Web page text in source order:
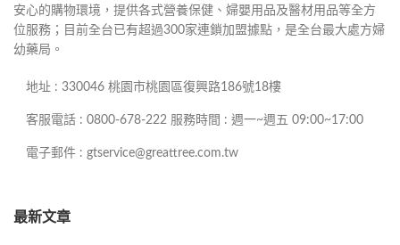
安心的購物環境，提供各式營養保健、婦嬰用品及醫材用品等全方
位服務；目前全台已有超過300家連鎖加盟據點，是全台最大處方婦
幼藥局。
地址 : 330046 桃園市桃園區復興路186號18樓
客服電話 : 0800-678-222 服務時間 : 週一~週五 09:00~17:00
電子郵件 : gtservice@greattree.com.tw
最新文章